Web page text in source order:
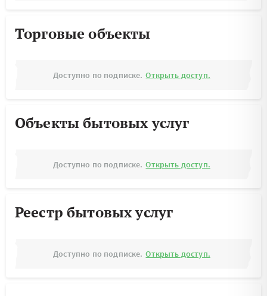
Торговые объекты
Доступно по подписке. Открыть доступ.
Объекты бытовых услуг
Доступно по подписке. Открыть доступ.
Реестр бытовых услуг
Доступно по подписке. Открыть доступ.